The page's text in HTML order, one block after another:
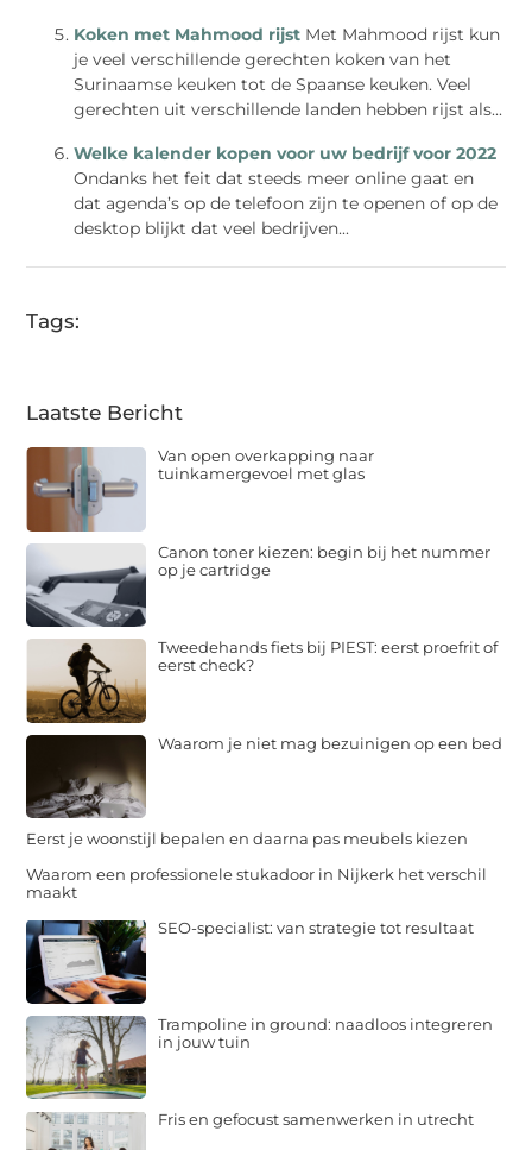
Koken met Mahmood rijst Met Mahmood rijst kun
je veel verschillende gerechten koken van het
Surinaamse keuken tot de Spaanse keuken. Veel
gerechten uit verschillende landen hebben rijst als...
Welke kalender kopen voor uw bedrijf voor 2022
Ondanks het feit dat steeds meer online gaat en
dat agenda’s op de telefoon zijn te openen of op de
desktop blijkt dat veel bedrijven...
Tags:
Laatste Bericht
Van open overkapping naar
tuinkamergevoel met glas
Canon toner kiezen: begin bij het nummer
op je cartridge
Tweedehands fiets bij PIEST: eerst proefrit of
eerst check?
Waarom je niet mag bezuinigen op een bed
Eerst je woonstijl bepalen en daarna pas meubels kiezen
Waarom een professionele stukadoor in Nijkerk het verschil
maakt
SEO-specialist: van strategie tot resultaat
Trampoline in ground: naadloos integreren
in jouw tuin
Fris en gefocust samenwerken in utrecht